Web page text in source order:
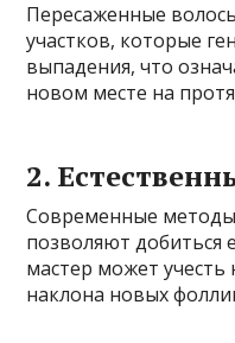
Пересаженные
участков, которые
выпадения, что
новом месте на
2.
Современные
позволяют добиться
мастер может учесть
наклона новых